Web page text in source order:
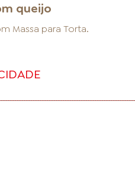
queijo
Massa para Torta.